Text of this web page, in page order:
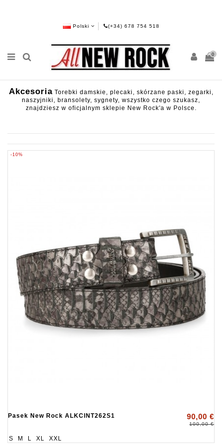
Polski (+34) 678 754 518
0
AkcesoriaTorebki damskie, plecaki, skórzane paski, zegarki,
naszyjniki, bransolety, sygnety, wszystko czego szukasz,
znajdziesz w oficjalnym sklepie New Rock'a w Polsce.
-10%
Pasek New Rock ALKCINT262S1 90,00 €
100,00 €
S M L XL XXL